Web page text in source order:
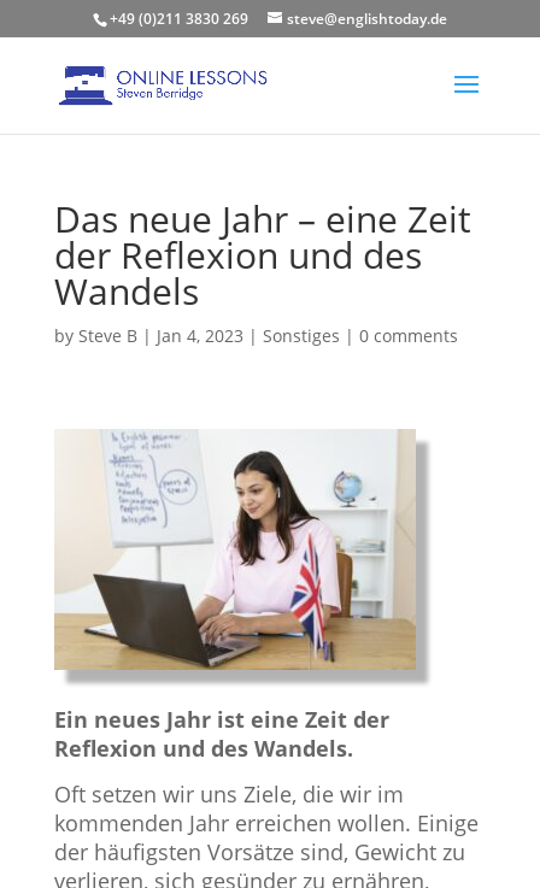
+49 (0)211 3830 269 steve@englishtoday.de
Das neue Jahr – eine Zeit
der Reflexion und des
Wandels
by Steve B| Jan 4, 2023 | Sonstiges | 0 comments
Ein neues Jahr ist eine Zeit der
Reflexion und des Wandels.
Oft setzen wir uns Ziele, die wir im
kommenden Jahr erreichen wollen. Einige
der häufigsten Vorsätze sind, Gewicht zu
verlieren, sich gesünder zu ernähren,